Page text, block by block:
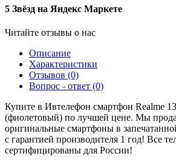
5 Звёзд на Яндекс Маркете
Читайте отзывы о нас
Описание
Характеристики
Отзывов (0)
Вопрос - ответ (0)
Купите в Ивтелефон смартфон Realme
(фиолетовый) по лучшей цене. Мы
оригинальные смартфоны в
с гарантией производителя 1 год! Все
сертифицированы для России!